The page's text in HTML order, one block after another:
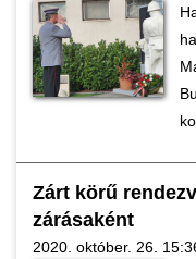
Zárt körű
zárásaként
2020. október. 26.